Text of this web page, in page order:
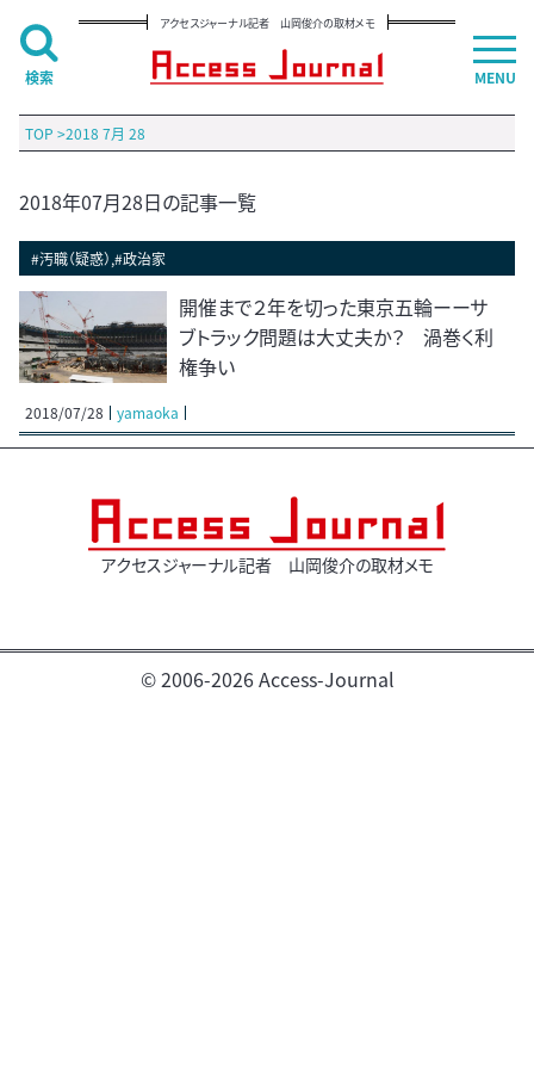
アクセスジャーナル記者 山岡俊介の取材メモ
TOP >2018 7月 28
2018年07月28日の記事一覧
#汚職（疑惑）,#政治家
開催まで２年を切った東京五輪ーーサ
ブトラック問題は大丈夫か？ 渦巻く利
権争い
2018/07/28 yamaoka
アクセスジャーナル記者 山岡俊介の取材メモ
© 2006-2026 Access-Journal
MENU
検索